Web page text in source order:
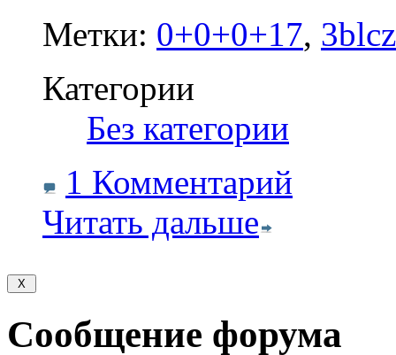
Метки: 0+0+0+17,
Категории
Без категории
1 Комментарий
Читать дальше
Сообщение форума